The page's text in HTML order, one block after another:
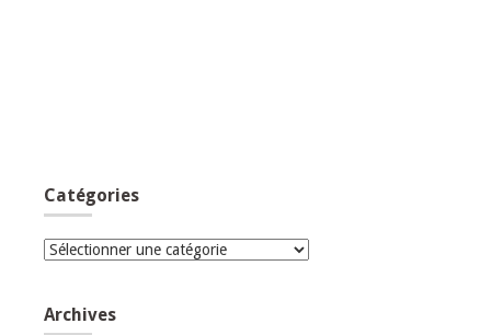
Catégories
Catégories
Archives